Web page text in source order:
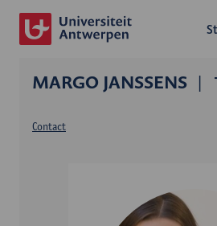
MARGO JANSSENS
Contact